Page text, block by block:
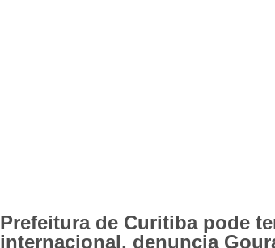
Prefeitura de Curitiba pode
internacional, denuncia